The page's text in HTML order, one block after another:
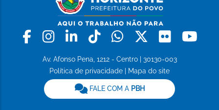
Facebook
Instagram
LinkedinTiktokWhatsapp
X Flickr
Av. Afonso Pena, 1212 - Centro | 30130-003
Política de privacidade
Mapa do site
FALE COM A PBH